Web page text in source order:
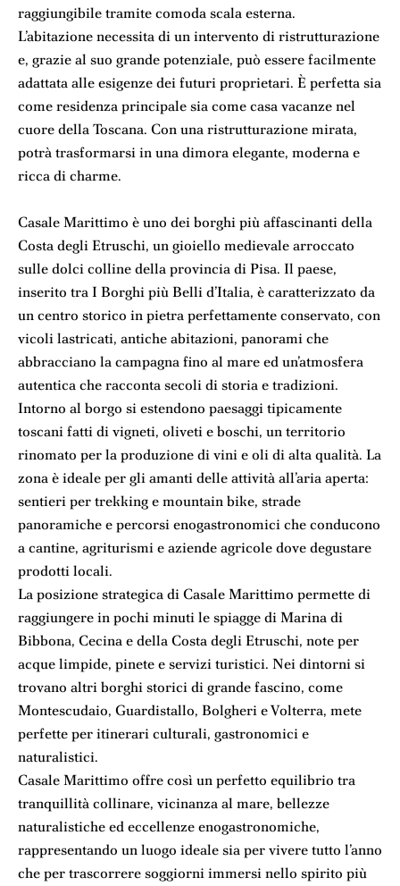
raggiungibile tramite comoda scala esterna.
L’abitazione necessita di un intervento di ristrutturazione
e, grazie al suo grande potenziale, può essere facilmente
adattata alle esigenze dei futuri proprietari. È perfetta sia
come residenza principale sia come casa vacanze nel
cuore della Toscana. Con una ristrutturazione mirata,
potrà trasformarsi in una dimora elegante, moderna e
ricca di charme.
Casale Marittimo è uno dei borghi più affascinanti della
Costa degli Etruschi, un gioiello medievale arroccato
sulle dolci colline della provincia di Pisa. Il paese,
inserito tra I Borghi più Belli d’Italia, è caratterizzato da
un centro storico in pietra perfettamente conservato, con
vicoli lastricati, antiche abitazioni, panorami che
abbracciano la campagna fino al mare ed un’atmosfera
autentica che racconta secoli di storia e tradizioni.
Intorno al borgo si estendono paesaggi tipicamente
toscani fatti di vigneti, oliveti e boschi, un territorio
rinomato per la produzione di vini e oli di alta qualità. La
zona è ideale per gli amanti delle attività all’aria aperta:
sentieri per trekking e mountain bike, strade
panoramiche e percorsi enogastronomici che conducono
a cantine, agriturismi e aziende agricole dove degustare
prodotti locali.
La posizione strategica di Casale Marittimo permette di
raggiungere in pochi minuti le spiagge di Marina di
Bibbona, Cecina e della Costa degli Etruschi, note per
acque limpide, pinete e servizi turistici. Nei dintorni si
trovano altri borghi storici di grande fascino, come
Montescudaio, Guardistallo, Bolgheri e Volterra, mete
perfette per itinerari culturali, gastronomici e
naturalistici.
Casale Marittimo offre così un perfetto equilibrio tra
tranquillità collinare, vicinanza al mare, bellezze
naturalistiche ed eccellenze enogastronomiche,
rappresentando un luogo ideale sia per vivere tutto l’anno
che per trascorrere soggiorni immersi nello spirito più